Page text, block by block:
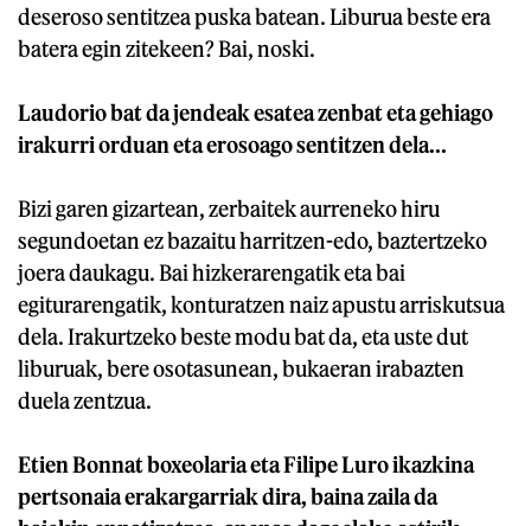
deseroso sentitzea puska batean. Liburua beste era
batera egin zitekeen? Bai, noski.
Laudorio bat da jendeak esatea zenbat eta gehiago
irakurri orduan eta erosoago sentitzen dela...
Bizi garen gizartean, zerbaitek aurreneko hiru
segundoetan ez bazaitu harritzen-edo, baztertzeko
joera daukagu. Bai hizkerarengatik eta bai
egiturarengatik, konturatzen naiz apustu arriskutsua
dela. Irakurtzeko beste modu bat da, eta uste dut
liburuak, bere osotasunean, bukaeran irabazten
duela zentzua.
Etien Bonnat boxeolaria eta Filipe Luro ikazkina
pertsonaia erakargarriak dira, baina zaila da